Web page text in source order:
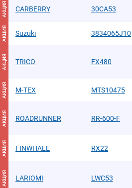
АКЦИЯ CARBERRY 30CA53
АКЦИЯ Suzuki 3834065J10
АКЦИЯ TRICO FX480
АКЦИЯ M-TEX MTS10475
АКЦИЯ ROADRUNNER RR-600-F
АКЦИЯ FINWHALE RX22
АКЦИЯ LARIOMI LWC53